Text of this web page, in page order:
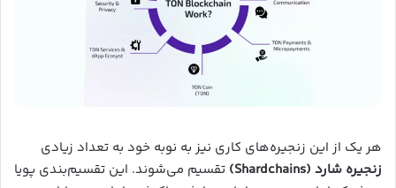
هر یک از این زنجیره‌های کاری نیز به نوبه خود به تعداد زیادی
زنجیره شارد (Shardchains)
تقسیم می‌شوند. این تقسیم‌بندی پویا